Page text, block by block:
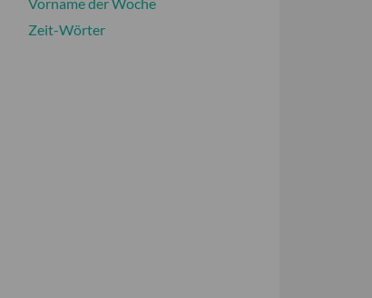
Zeit-Wörter